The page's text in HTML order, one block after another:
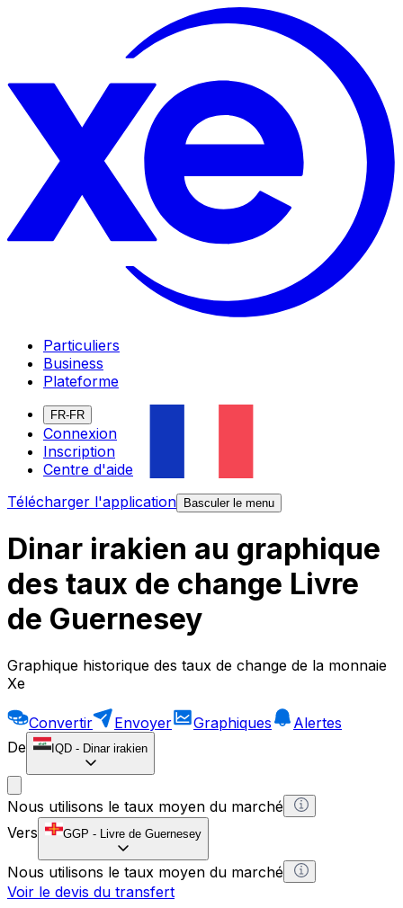
Particuliers
Business
Plateforme
FR-FR
Connexion
Inscription
Centre d'aide
Télécharger l'application
Basculer le menu
Dinar irakien au graphique
des taux de change Livre
de Guernesey
Graphique historique des taux de change de la monnaie
Xe
Convertir Envoyer Graphiques
Alertes
De
IQD - Dinar irakien
Nous utilisons le taux moyen du marché
Vers
GGP - Livre de Guernesey
Nous utilisons le taux moyen du marché
Voir le devis du transfert